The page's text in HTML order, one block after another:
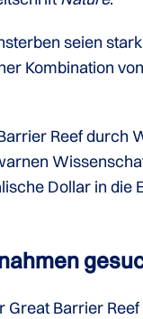
seien
Kombination
Reef
Dollar in
Great Barrier